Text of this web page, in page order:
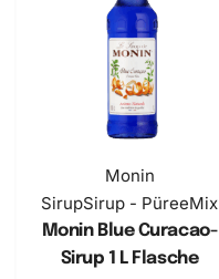
Monin
SirupSirup - PüreeMix
Monin Blue Curacao-
Sirup 1 L Flasche